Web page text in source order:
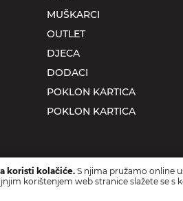
MUŠKARCI
OUTLET
DJECA
DODACI
POKLON KARTICA
POKLON KARTICA
koristi kolačiće. S njima pružamo online
korištenjem web stranice slažete se s